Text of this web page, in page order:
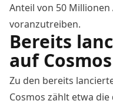
Anteil von 50
voranzutreiben.
Bereits
auf Cosmos
Zu den bereits
Cosmos zählt etwa